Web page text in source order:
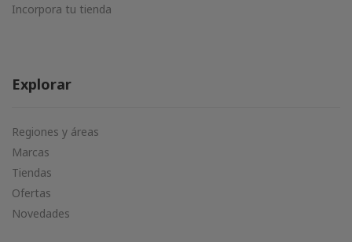
Incorpora tu tienda
Explorar
Regiones y áreas
Marcas
Tiendas
Ofertas
Novedades